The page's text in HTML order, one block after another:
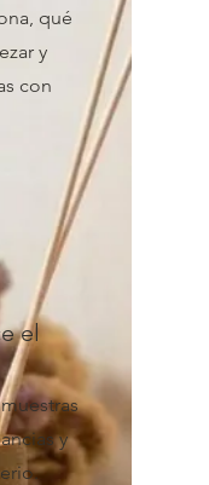
qué
y
con
el
y